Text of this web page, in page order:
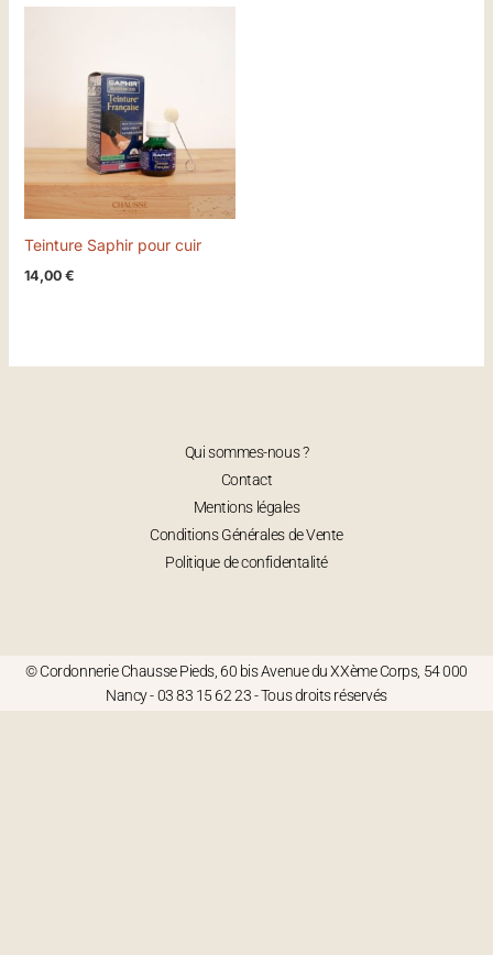
Teinture Saphir pour cuir
14,00 €
Qui sommes-nous ?
Contact
Mentions légales
Conditions Générales de Vente
Politique de confidentalité
© Cordonnerie Chausse Pieds, 60 bis Avenue du XXème Corps, 54 000
Nancy -03 83 15 62 23- Tous droits réservés